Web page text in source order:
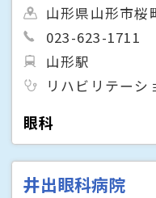
山形県山形市桜
023-623-1711
山形駅
リハビリテーシ
眼科
井出眼科病院